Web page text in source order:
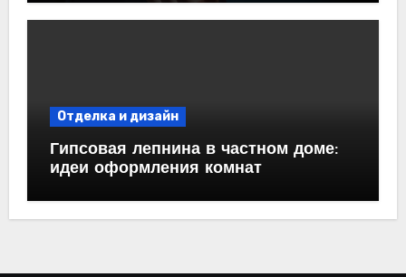
Отделка и дизайн
Гипсовая лепнина в частном доме:
идеи оформления комнат